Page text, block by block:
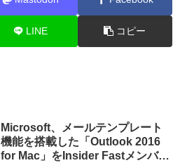
LINE コピー
Microsoft、メールテンプレート
機能を搭載した「Outlook 2016
for Mac」をInsider Fastメンバー